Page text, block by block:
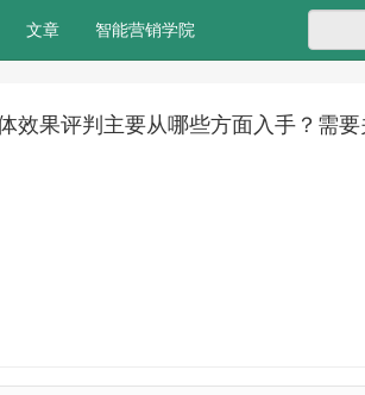
文章 智能营销学院
效果评判主要从哪些方面入手？需